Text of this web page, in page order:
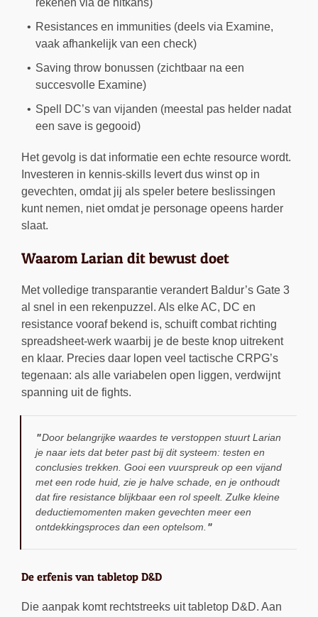
rekenen via de hitkans)
Resistances en immunities (deels via Examine,
vaak afhankelijk van een check)
Saving throw bonussen (zichtbaar na een
succesvolle Examine)
Spell DC’s van vijanden (meestal pas helder nadat
een save is gegooid)
Het gevolg is dat informatie een echte resource wordt.
Investeren in kennis-skills levert dus winst op in
gevechten, omdat jij als speler betere beslissingen
kunt nemen, niet omdat je personage opeens harder
slaat.
Waarom Larian dit bewust doet
Met volledige transparantie verandert Baldur’s Gate 3
al snel in een rekenpuzzel. Als elke AC, DC en
resistance vooraf bekend is, schuift combat richting
spreadsheet-werk waarbij je de beste knop uitrekent
en klaar. Precies daar lopen veel tactische CRPG’s
tegenaan: als alle variabelen open liggen, verdwijnt
spanning uit de fights.
Door belangrijke waardes te verstoppen stuurt Larian
je naar iets dat beter past bij dit systeem: testen en
conclusies trekken. Gooi een vuurspreuk op een vijand
met een rode huid, zie je halve schade, en je onthoudt
dat fire resistance blijkbaar een rol speelt. Zulke kleine
deductiemomenten maken gevechten meer een
ontdekkingsproces dan een optelsom.
De erfenis van tabletop D&D
Die aanpak komt rechtstreeks uit tabletop D&D. Aan